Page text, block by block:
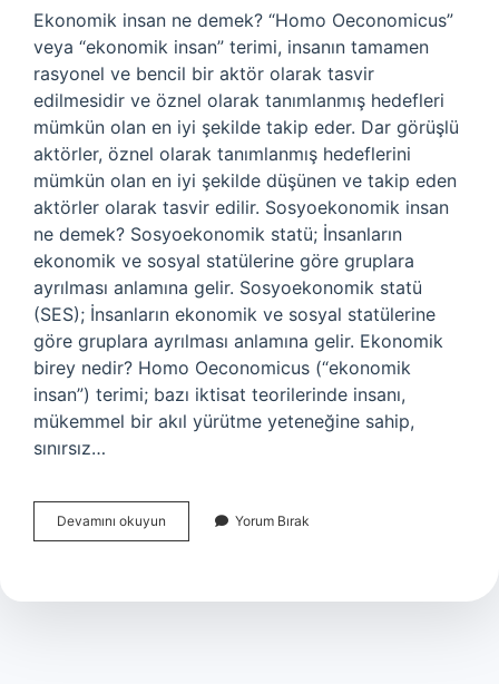
Ekonomik insan ne demek? “Homo Oeconomicus”
veya “ekonomik insan” terimi, insanın tamamen
rasyonel ve bencil bir aktör olarak tasvir
edilmesidir ve öznel olarak tanımlanmış hedefleri
mümkün olan en iyi şekilde takip eder. Dar görüşlü
aktörler, öznel olarak tanımlanmış hedeflerini
mümkün olan en iyi şekilde düşünen ve takip eden
aktörler olarak tasvir edilir. Sosyoekonomik insan
ne demek? Sosyoekonomik statü; İnsanların
ekonomik ve sosyal statülerine göre gruplara
ayrılması anlamına gelir. Sosyoekonomik statü
(SES); İnsanların ekonomik ve sosyal statülerine
göre gruplara ayrılması anlamına gelir. Ekonomik
birey nedir? Homo Oeconomicus (“ekonomik
insan”) terimi; bazı iktisat teorilerinde insanı,
mükemmel bir akıl yürütme yeteneğine sahip,
sınırsız…
Devamını okuyun
Ekonomik
Demek
Yorum Bırak